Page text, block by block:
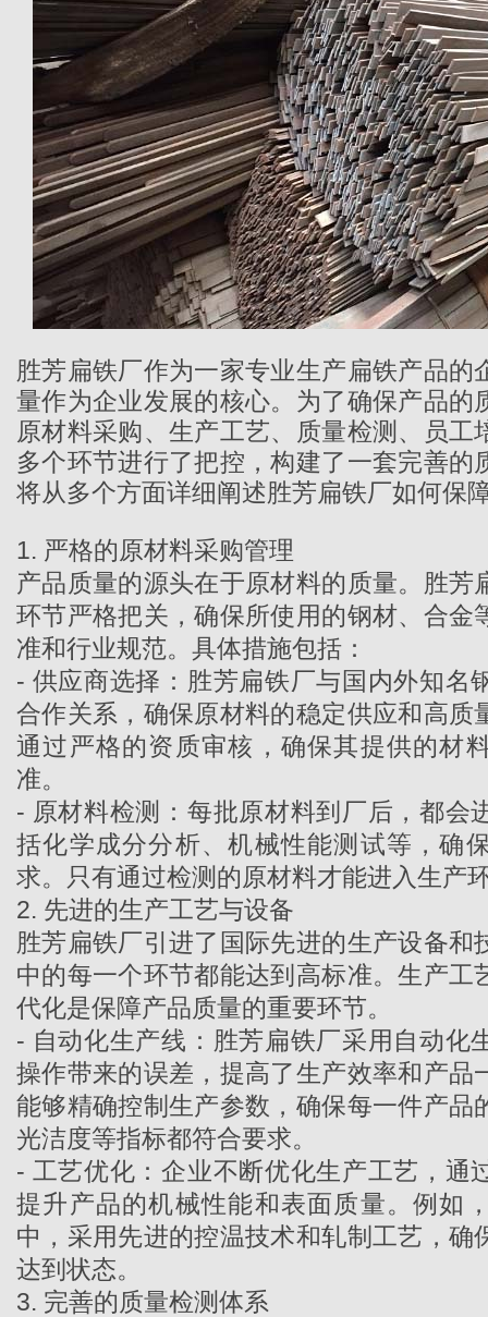
胜芳扁铁厂作为一家专业生产扁铁产品的
量作为企业发展的核心。为了确保产品的
原材料采购、生产工艺、质量检测、员工
多个环节进行了把控，构建了一套完善的
将从多个方面详细阐述胜芳扁铁厂如何保
1. 严格的原材料采购管理
产品质量的源头在于原材料的质量。 胜芳
环节严格把关，确保所使用的钢材、合金
准和行业规范。具体措施包括：
- 供应商选择：胜芳扁铁厂与国内外知名
合作关系，确保原材料的稳定供应和高质
通过严格的资质审核，确保其提供的材
准。
- 原材料检测：每批原材料到厂后，都会
括化学成分分析、机械性能测试等，确
求。只有通过检测的原材料才能进入生产
2. 先进的生产工艺与设备
胜芳扁铁厂引进了国际先进的生产设备和
中的每一个环节都能达到高标准。生产工
代化是保障产品质量的重要环节。
- 自动化生产线： 胜芳扁铁厂采用自动化
操作带来的误差，提高了生产效率和产品
能够精确控制生产参数，确保每一件产品
光洁度等指标都符合要求。
- 工艺优化：企业不断优化生产工艺，通
提升产品的机械性能和表面质量。例如
中，采用先进的控温技术和轧制工艺，确
达到状态。
3. 完善的质量检测体系